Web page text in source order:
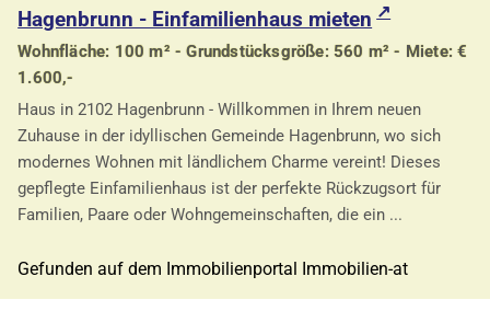
Hagenbrunn - Einfamilienhaus mieten
Wohnfläche: 100 m² - Grundstücksgröße: 560 m² - Miete: €
1.600,-
Haus in 2102 Hagenbrunn - Willkommen in Ihrem neuen
Zuhause in der idyllischen Gemeinde Hagenbrunn, wo sich
modernes Wohnen mit ländlichem Charme vereint! Dieses
gepflegte Einfamilienhaus ist der perfekte Rückzugsort für
Familien, Paare oder Wohngemeinschaften, die ein ...
Gefunden auf dem Immobilienportal Immobilien-at